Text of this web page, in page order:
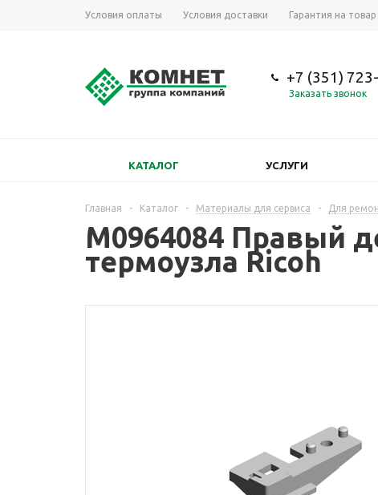
Условия оплаты Условия доставки Гарантия на товар
+7 (351)
Заказать звонок
КАТАЛОГ УСЛУГИ
Главная - Каталог - Материалы для сервиса - Для
M0964084 Правый
термоузла Ricoh